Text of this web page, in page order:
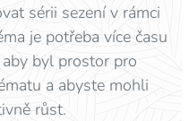
sérii sezení v rámci
je potřeba více času
byl prostor pro
a abyste mohli
růst.